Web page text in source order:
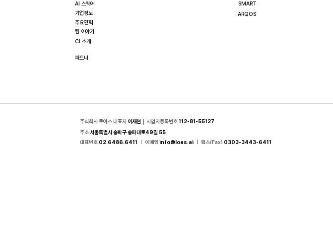
AI 스퀘어
기업정보
주요연혁
팀 이야기
CI 소개
파트너
ARQOS
SMART
대표번호 02.6486.6411 │ 이메일 info@loas.ai │팩스(Fax) 0303-3443-6411
주식회사 로아스 대표자이재현 │사업자등록번호112-81-55127
주소서울특별시 송파구 송파대로49길 55